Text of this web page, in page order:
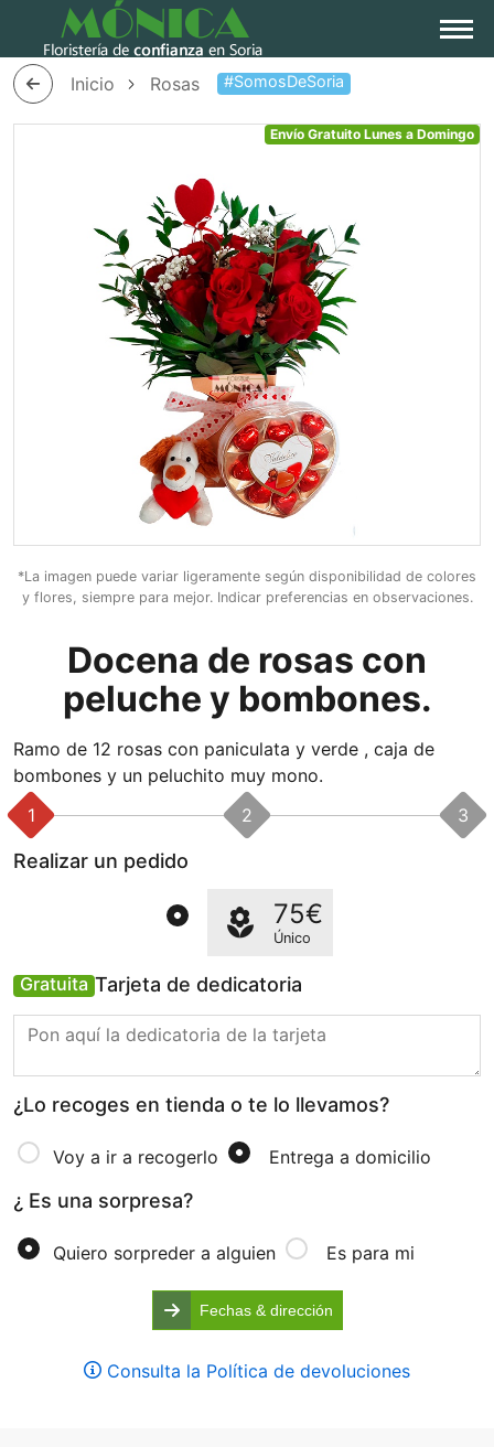
Inicio Rosas #SomosDeSoria
Envío Gratuito Lunes aDomingo
*La imagen puede variar ligeramente según disponibilidad de colores
y flores, siempre para mejor. Indicar preferencias en observaciones.
Docena de rosas con
peluche y bombones.
Ramo de 12 rosas con paniculata y verde , caja de
bombones y un peluchito muy mono.
1
2 3
Realizar un pedido
75€
Único
Gratuita Tarjeta de dedicatoria
¿Lo recoges en tienda o te lo llevamos?
Voy a ir a recogerlo Entrega a domicilio
¿ Es una sorpresa?
Quiero sorpreder a alguien Es para mi
Fechas & dirección
Consulta la Política de devoluciones